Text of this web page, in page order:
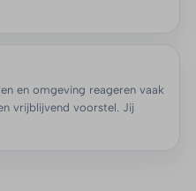
en omgeving reageren vaak
vrijblijvend voorstel. Jij